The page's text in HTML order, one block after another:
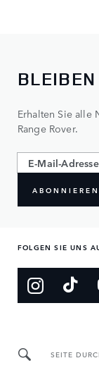
Erhalten Sie alle
Range Rover.
ABONNIEREN
FOLGEN SIE UNS
SEITE